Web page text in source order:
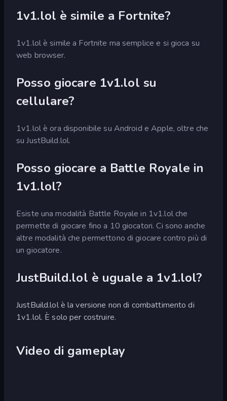
1v1.lol è simile a Fortnite?
1v1.lol è simile a Fortnite ma semplice e si gioca su
web browser.
Posso giocare 1v1.lol su
cellulare?
1v1.lol è ora disponibile su Android e Apple, oltre che
su JustBuild.lol.
Posso giocare a Battle Royale in
1v1.lol?
Esiste una modalità Battle Royale in 1v1.lol che
permette di giocare fino a 10 giocatori. Ci sono anche
altre modalità che permettono di giocare contro più di
un giocatore.
JustBuild.lol è uguale a 1v1.lol?
JustBuild.lol è la versione non di combattimento di
1v1.lol. È solo per costruire.
Video di gameplay